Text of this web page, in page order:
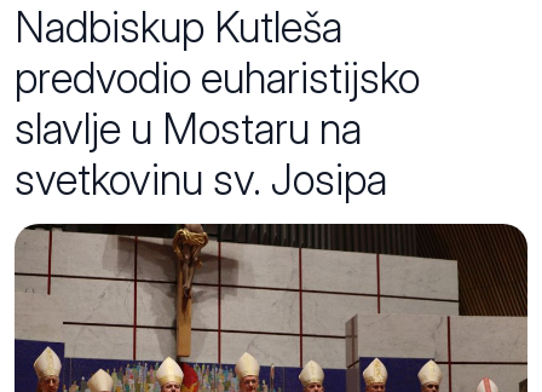
Nadbiskup Kutleša
predvodio euharistijsko
slavlje u Mostaru na
svetkovinu sv. Josipa